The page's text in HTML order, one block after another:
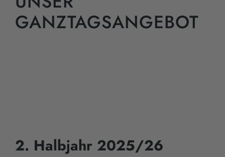
GANZTAGSANGEBOT
2. Halbjahr 2025/26